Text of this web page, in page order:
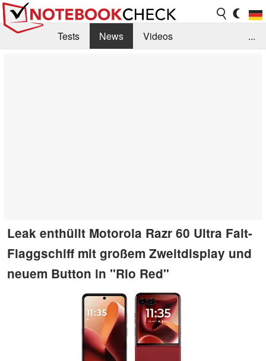
Tests News
Videos
...
Leak enthüllt Motorola Razr 60 Ultra Falt-
Flaggschiff mit großem Zweitdisplay und
neuem Button in "Rio Red"